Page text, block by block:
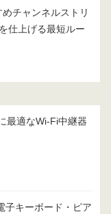
チャンネルストリ
仕上げる最短ルー
最適なWi-Fi中継器
子キーボード・ピア